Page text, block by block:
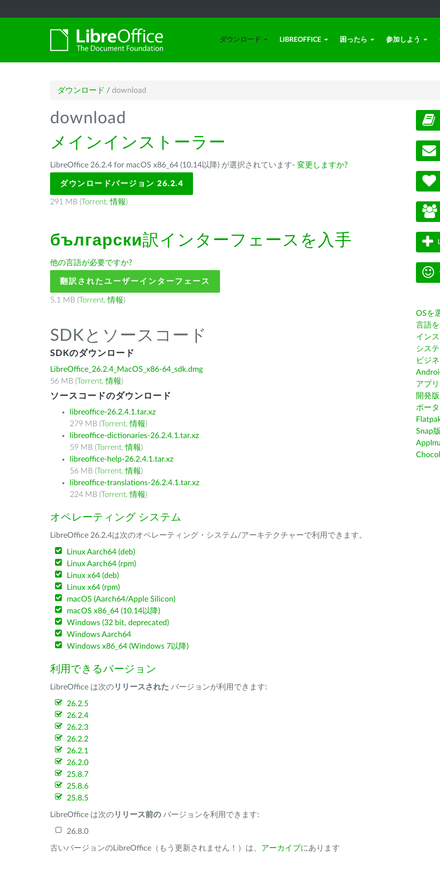
ダウンロード LIBREOFFICE 困ったら 参加しよう
ダウンロード / download
download
メインインストーラー
LibreOffice 26.2.4 for macOS x86_64 (10.14以降) が選択されています- 変更しますか?
ダウンロードバージョン 26.2.4
291 MB (Torrent,情報)
български訳インターフェースを入手
他の言語が必要ですか?
翻訳されたユーザーインターフェース
5.1 MB (Torrent,情報)
SDKとソースコード
SDKのダウンロード
LibreOffice_26.2.4_MacOS_x86-64_sdk.dmg
56 MB (Torrent,情報)
ソースコードのダウンロード
libreoffice-26.2.4.1.tar.xz
279 MB (Torrent,情報)
libreoffice-dictionaries-26.2.4.1.tar.xz
59 MB (Torrent,情報)
libreoffice-help-26.2.4.1.tar.xz
56 MB (Torrent,情報)
libreoffice-translations-26.2.4.1.tar.xz
224 MB (Torrent,情報)
オペレーティング システム
LibreOffice 26.2.4は次のオペレーティング・システム/アーキテクチャーで利用できます。
Linux Aarch64 (deb)
Linux Aarch64 (rpm)
Linux x64 (deb)
Linux x64 (rpm)
macOS (Aarch64/Apple Silicon)
macOS x86_64 (10.14以降)
Windows (32 bit, deprecated)
Windows Aarch64
Windows x86_64 (Windows 7以降)
利用できるバージョン
LibreOffice は次のリリースされた バージョンが利用できます:
26.2.5
26.2.4
26.2.3
26.2.2
26.2.1
26.2.0
25.8.7
25.8.6
25.8.5
LibreOffice は次のリリース前の バージョンを利用できます:
26.8.0
古いバージョンのLibreOffice（もう更新されません！）は、 アーカイブにあります
OSを
言語
イン
シス
ビジ
アプ
開発版
ポー
Snap版